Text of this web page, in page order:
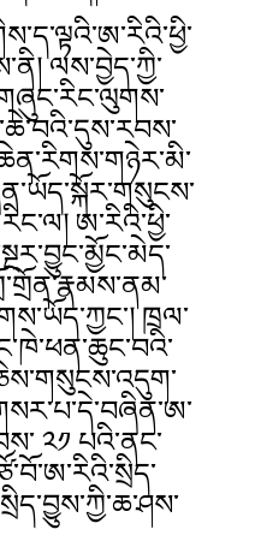
ལས་བྱེད་ཀྱི་
ཨ་རིའི་ཕྱི་
ཁྲལ་
༢༡ པའི་ནང་